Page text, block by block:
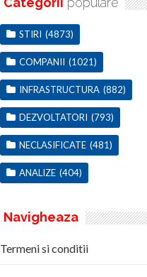
STIRI (4873)
COMPANII (1021)
INFRASTRUCTURA (882)
DEZVOLTATORI (793)
NECLASIFICATE (481)
ANALIZE (404)
Navigheaza
Termeni si conditii